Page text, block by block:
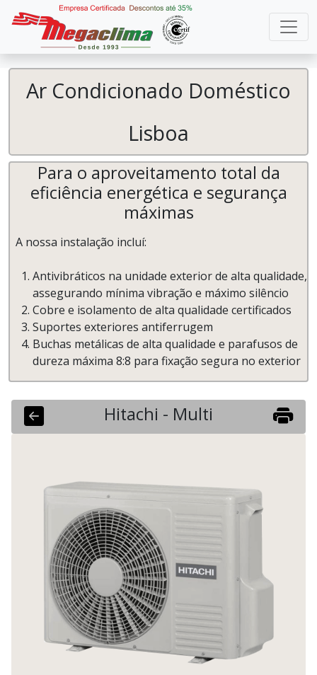
Ar Condicionado Doméstico
Lisboa
Para o aproveitamento total da
eficiência energética e segurança
máximas
A nossa instalação incluí:
Antivibráticos na unidade exterior de alta qualidade,
assegurando mínima vibração e máximo silêncio
Cobre e isolamento de alta qualidade certificados
Suportes exteriores antiferrugem
Buchas metálicas de alta qualidade e parafusos de
dureza máxima 8:8 para fixação segura no exterior
Hitachi - Multi